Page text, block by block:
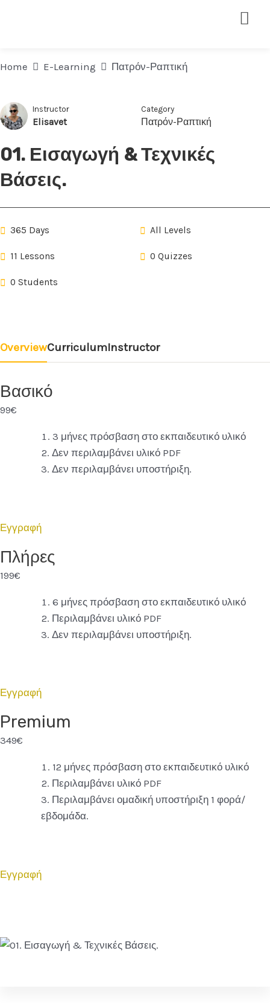
Home E-Learning Πατρόν-Ραπτική
Instructor
Elisavet
Category
Πατρόν-Ραπτική
01. Εισαγωγή & Τεχνικές
Βάσεις.
365 Days All Levels
11 Lessons 0 Quizzes
0 Students
OverviewCurriculumInstructor
Βασικό
99€
3 μήνες πρόσβαση στο εκπαιδευτικό υλικό
Δεν περιλαμβάνει υλικό PDF
Δεν περιλαμβάνει υποστήριξη.
Εγγραφή
Πλήρες
199€
6 μήνες πρόσβαση στο εκπαιδευτικό υλικό
Περιλαμβάνει υλικό PDF
Δεν περιλαμβάνει υποστήριξη.
Εγγραφή
Premium
349€
12 μήνες πρόσβαση στο εκπαιδευτικό υλικό
Περιλαμβάνει υλικό PDF
Περιλαμβάνει ομαδική υποστήριξη 1 φορά/
εβδομάδα.
Εγγραφή